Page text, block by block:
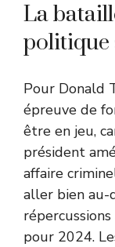
La
politique
Pour Donald
épreuve de
être en jeu,
président
affaire
aller bien au-
pour 2024.